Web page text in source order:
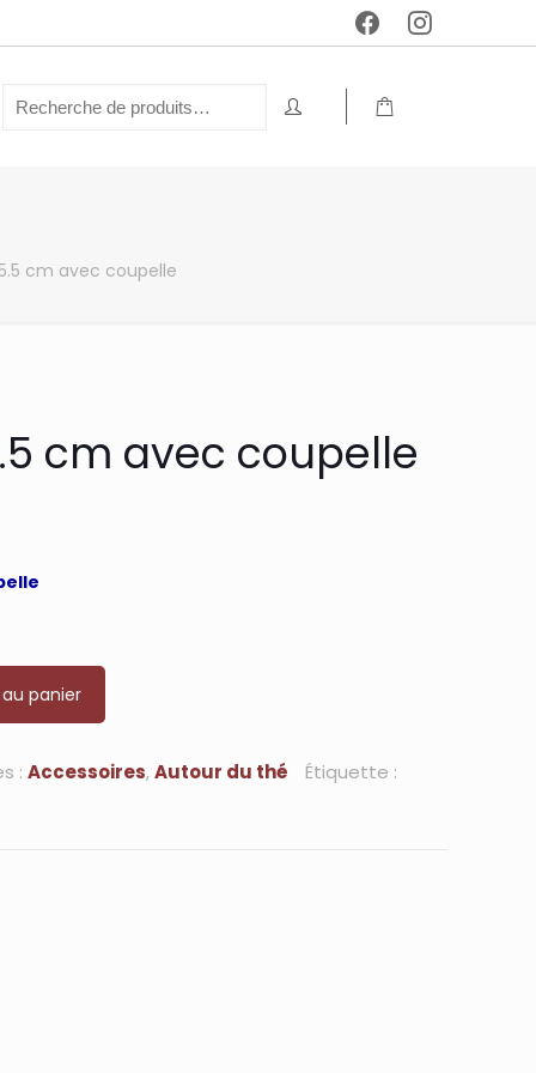
cm avec coupelle
cm avec coupelle
panier
: Accessoires,Autour du thé Étiquette :